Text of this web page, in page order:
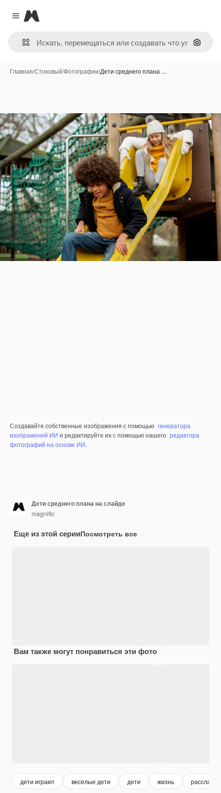
Close menu
Magnific
Поиск
Главная/Стоковый/Фотографии/Дети среднего плана …
Создавайте собственные изображения с помощью генератора
изображений ИИ и редактируйте их с помощью нашего редактора
фотографий на основе ИИ.
Дети среднего плана на слайде
magnific
Еще из этой серииПосмотреть все
Вам также могут понравиться эти фото
дети играют веселые дети дети жизнь